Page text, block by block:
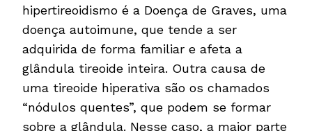
hipertireoidismo é a Doença de Graves, uma
doença autoimune, que tende a ser
adquirida de forma familiar e afeta a
glândula tireoide inteira. Outra causa de
uma tireoide hiperativa são os chamados
“nódulos quentes”, que podem se formar
sobre a glândula. Nesse caso, a maior parte